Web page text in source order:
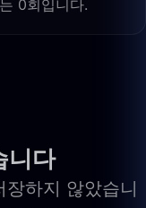
0회입니다.
니다
하지 않았습니